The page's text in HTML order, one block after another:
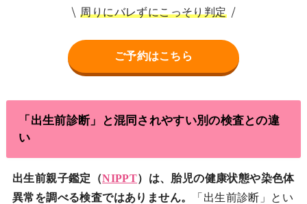
周りにバレずにこっそり判定
ご予約はこちら
「出生前診断」と混同されやすい別の検査との違
い
出生前親子鑑定（NIPPT）は、胎児の健康状態や染色体
異常を調べる検査ではありません。
「出生前診断」とい